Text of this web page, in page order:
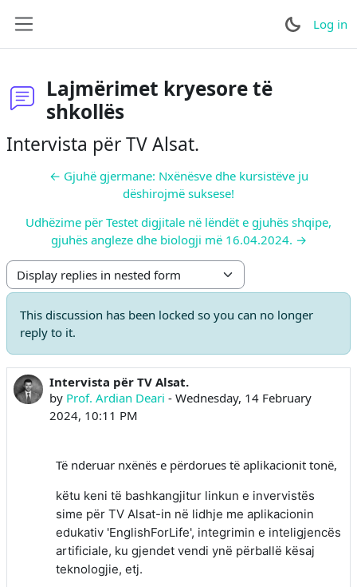
Log in
Lajmërimet kryesore të
shkollës
Intervista për TV Alsat.
← Gjuhë gjermane: Nxënësve dhe kursistëve ju
dëshirojmë suksese!
Udhëzime për Testet digjitale në lëndët e gjuhës shqipe,
gjuhës angleze dhe biologji më 16.04.2024. →
Display mode
This discussion has been locked so you can no longer
reply to it.
Intervista për TV Alsat.
by Prof. Ardian Deari -Wednesday, 14 February
2024, 10:11 PM
Number of replies: 0
Të nderuar nxënës e përdorues të aplikacionit tonë,
këtu keni të bashkangjitur linkun e invervistës
sime për TV Alsat-in në lidhje me aplikacionin
edukativ 'EnglishForLife', integrimin e inteligjencës
artificiale, ku gjendet vendi ynë përballë kësaj
teknologjie, etj.